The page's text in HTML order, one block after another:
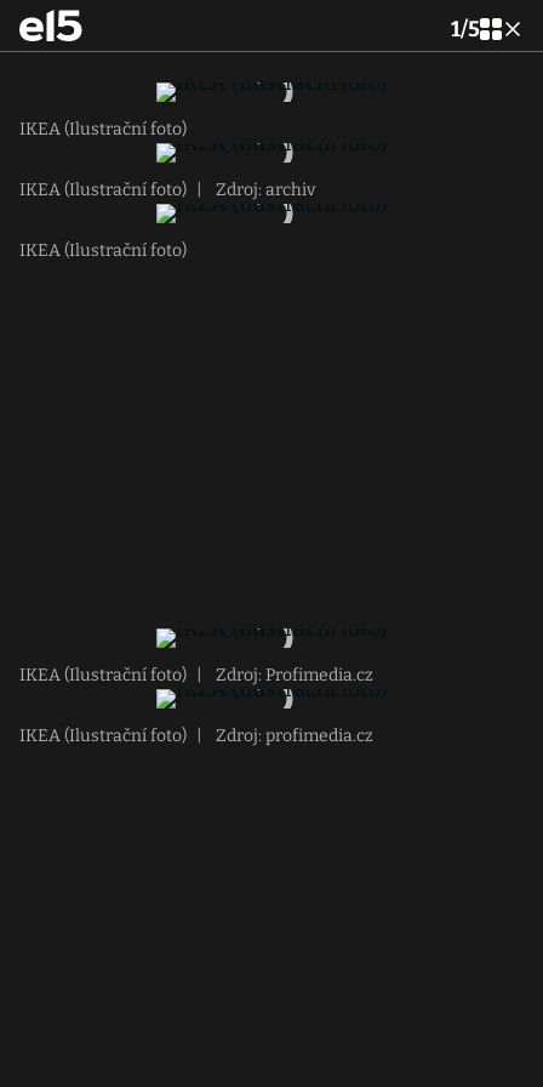
1/5
IKEA (Ilustrační foto)
IKEA (Ilustrační foto) Zdroj: archiv
IKEA (Ilustrační foto)
IKEA (Ilustrační foto) Zdroj: Profimedia.cz
IKEA (Ilustrační foto) Zdroj: profimedia.cz